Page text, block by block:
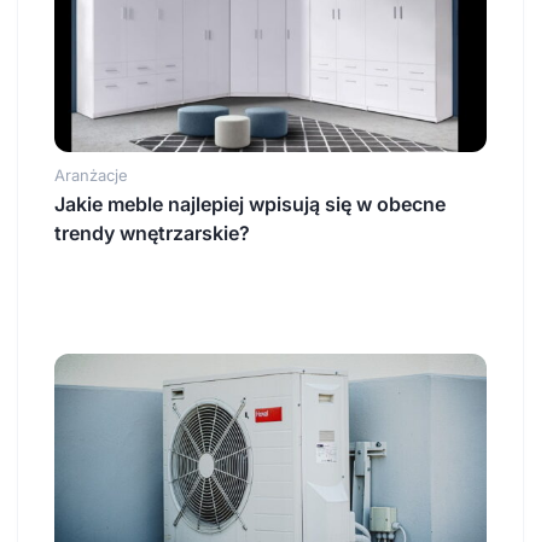
Aranżacje
Jakie meble najlepiej wpisują się w obecne
trendy wnętrzarskie?